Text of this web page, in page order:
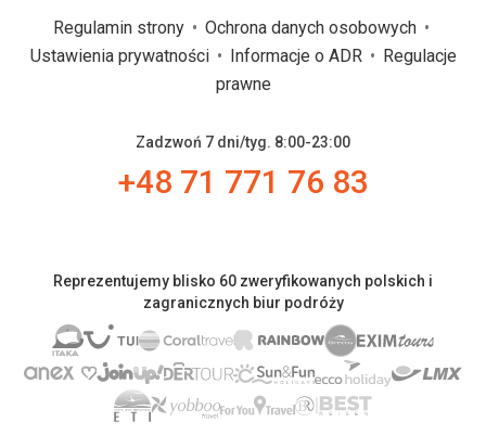
Regulamin strony
Ochrona danych osobowych
Ustawienia prywatności
Informacje o ADR
Regulacje
prawne
Zadzwoń 7 dni/tyg. 8:00-23:00
+48 71 771 76 83
Reprezentujemy blisko 60 zweryfikowanych polskich i
zagranicznych biur podróży